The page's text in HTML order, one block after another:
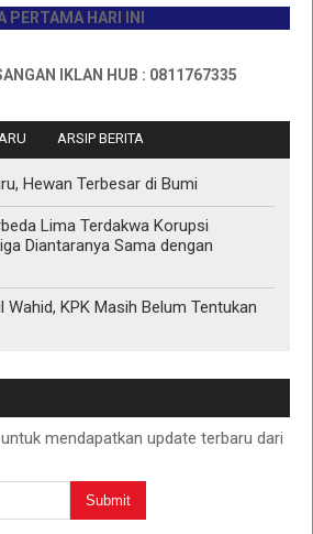
HARI INI
IKLAN HUB : 0811767335
ARSIP BERITA
Hewan Terbesar di Bumi
Lima Terdakwa Korupsi
Diantaranya Sama dengan
KPK Masih Belum Tentukan
mendapatkan update terbaru dari